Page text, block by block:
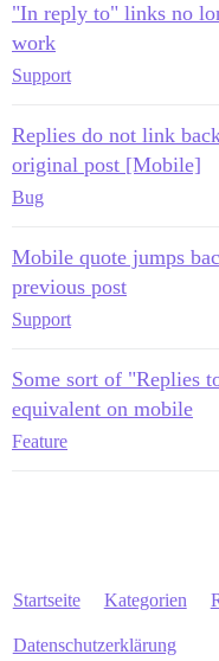
"In reply to" links no
work
Support
Replies do not link
original post [Mobile]
Bug
Mobile quote jumps
previous post
Support
Some sort of "Replies
equivalent on mobile
Feature
Startseite Kategorien
Datenschutzerklärung